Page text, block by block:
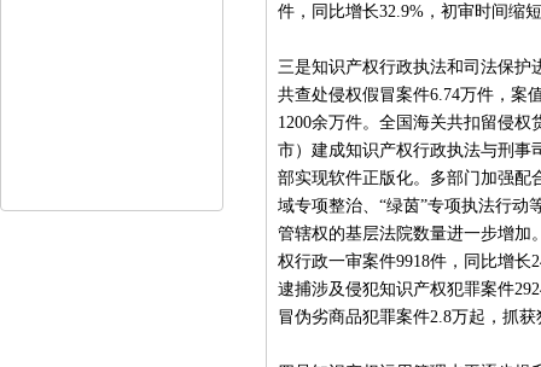
件，同比增长32.9%，初审时间缩
三是知识产权行政执法和司法保护
共查处侵权假冒案件6.74万件，案
1200余万件。全国海关共扣留侵权
市）建成知识产权行政执法与刑事
部实现软件正版化。多部门加强配
域专项整治、“绿茵”专项执法行动
管辖权的基层法院数量进一步增加
权行政一审案件9918件，同比增长
逮捕涉及侵犯知识产权犯罪案件
冒伪劣商品犯罪案件2.8万起，抓